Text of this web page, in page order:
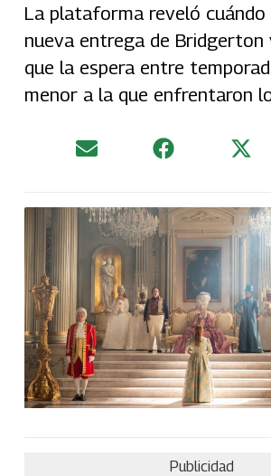
La plataforma reveló cuándo
nueva entrega de Bridgerton
que la espera entre
menor a la que enfrentaron
Publicidad